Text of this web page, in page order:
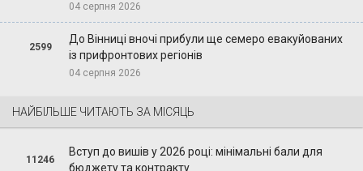
04 серпня 2026
2599
До Вінниці вночі прибули ще семеро евакуйованих
із прифронтових регіонів
04 серпня 2026
НАЙБІЛЬШЕ ЧИТАЮТЬ ЗА МІСЯЦЬ
11246
Вступ до вишів у 2026 році: мінімальні бали для
бюджету та контракту